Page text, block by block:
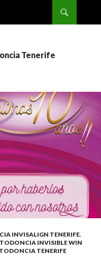
Tenerife
INVISALIGN TENERIFE,
INVISIBLE WIN
TENERIFE